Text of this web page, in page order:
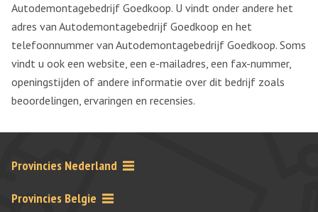
Autodemontagebedrijf Goedkoop. U vindt onder andere het
adres van Autodemontagebedrijf Goedkoop en het
telefoonnummer van Autodemontagebedrijf Goedkoop. Soms
vindt u ook een website, een e-mailadres, een fax-nummer,
openingstijden of andere informatie over dit bedrijf zoals
beoordelingen, ervaringen en recensies.
Provincies Nederland
Provincies Belgie